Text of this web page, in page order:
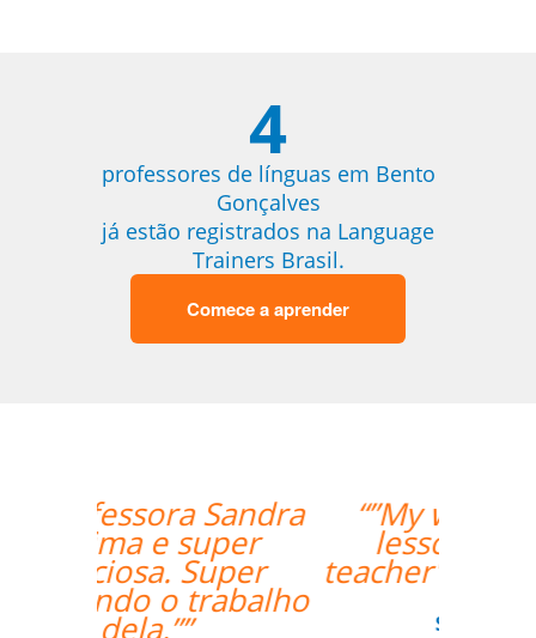
4
professores de línguas em Bento
Gonçalves
já estão registrados na Language
Trainers Brasil.
Comece a aprender
“”My wife likes the
lessons and the
teacher's punctuality.””